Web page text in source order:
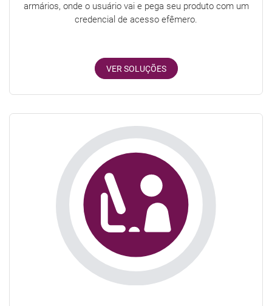
armários, onde o usuário vai e pega seu produto com um
credencial de acesso efêmero.
VER SOLUÇÕES